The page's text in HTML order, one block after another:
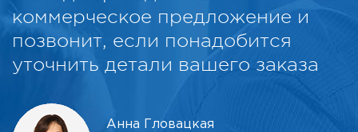
коммерческое предложение и
позвонит, если понадобится
уточнить детали вашего заказа
Анна Гловацкая